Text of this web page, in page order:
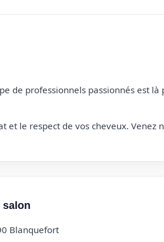
de professionnels passionnés est là
le respect de vos cheveux. Venez
salon
Blanquefort